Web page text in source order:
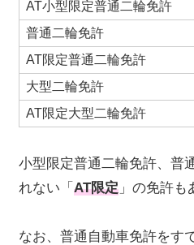
AT小型限定普通二輪免許
普通二輪免許
AT限定普通二輪免許
大型二輪免許
AT限定大型二輪免許
小型限定普通二輪免許、普
れない「 AT限定 」の免許も
なお、普通自動車免許をす